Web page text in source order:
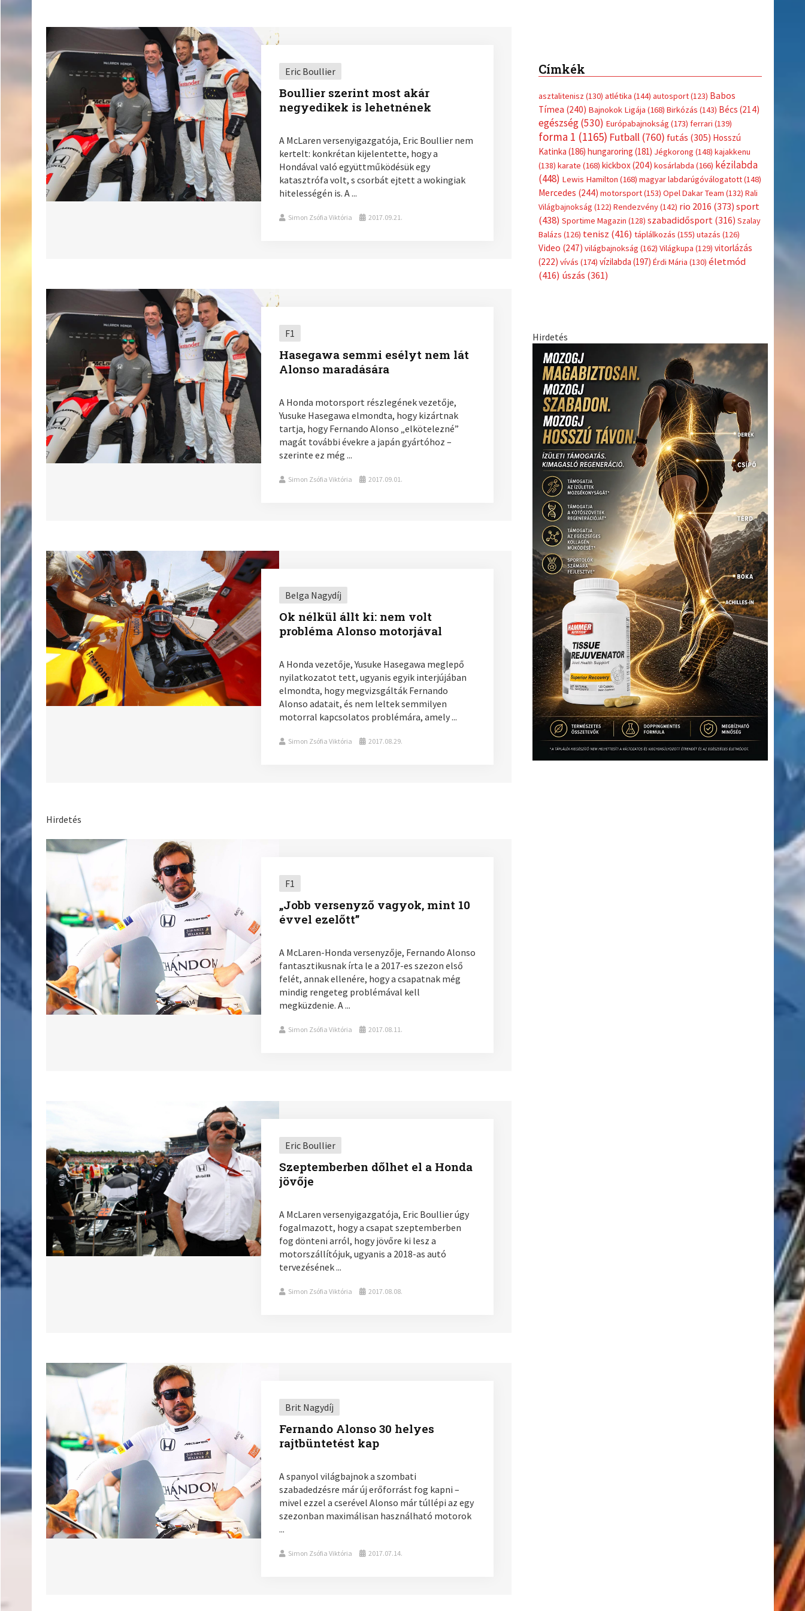
Eric Boullier
Boullier szerint most akár
negyedikek is lehetnének
A McLaren versenyigazgatója, Eric Boullier nem
kertelt: konkrétan kijelentette, hogy a
Hondával való együttműködésük egy
katasztrófa volt, s csorbát ejtett a wokingiak
hitelességén is. A ...
Simon Zsófia Viktória 2017.09.21.
F1
Hasegawa semmi esélyt nem lát
Alonso maradására
A Honda motorsport részlegének vezetője,
Yusuke Hasegawa elmondta, hogy kizártnak
tartja, hogy Fernando Alonso „elkötelezné”
magát további évekre a japán gyártóhoz –
szerinte ez még ...
Simon Zsófia Viktória 2017.09.01.
Belga Nagydíj
Ok nélkül állt ki: nem volt
probléma Alonso motorjával
A Honda vezetője, Yusuke Hasegawa meglepő
nyilatkozatot tett, ugyanis egyik interjújában
elmondta, hogy megvizsgálták Fernando
Alonso adatait, és nem leltek semmilyen
motorral kapcsolatos problémára, amely ...
Simon Zsófia Viktória 2017.08.29.
Hirdetés
F1
„Jobb versenyző vagyok, mint 10
évvel ezelőtt”
A McLaren-Honda versenyzője, Fernando Alonso
fantasztikusnak írta le a 2017-es szezon első
felét, annak ellenére, hogy a csapatnak még
mindig rengeteg problémával kell
megküzdenie. A ...
Simon Zsófia Viktória 2017.08.11.
Eric Boullier
Szeptemberben dőlhet el a Honda
jövője
A McLaren versenyigazgatója, Eric Boullier úgy
fogalmazott, hogy a csapat szeptemberben
fog dönteni arról, hogy jövőre ki lesz a
motorszállítójuk, ugyanis a 2018-as autó
tervezésének ...
Simon Zsófia Viktória 2017.08.08.
Brit Nagydíj
Fernando Alonso 30 helyes
rajtbüntetést kap
A spanyol világbajnok a szombati
szabadedzésre már új erőforrást fog kapni –
mivel ezzel a cserével Alonso már túllépi az egy
szezonban maximálisan használható motorok
...
Simon Zsófia Viktória 2017.07.14.
Címkék
asztalitenisz autosport(123) Babos
Tímea(240)Bajnokok Ligája (168)Birkózás(143) Bécs(214)
egészség(530) Európabajnokság(173)ferrari(139)
forma 1(1165) (760) futás(305)
Hosszú
Katinka(186)hungaroring (181) Jégkorong(148)
kajakkenu
(138)karate(168)kickbox(204) kosárlabda(166)kézilabda
(448)Lewis Hamilton(168)magyar labdarúgóválogatott(148)
Mercedes(244)motorsport(153)Opel Dakar Team(132)Rali
Világbajnokság(122)Rendezvény(142)rio 2016(373)sport
(438)Sportime Magazin (128)szabadidősport (316)Szalay
Balázs
(126)tenisz (416)táplálkozás(155) utazás(126)
Video(247)világbajnokság(162) Világkupa(129)vitorlázás
(222)
vívás (174)vízilabda(197) Érdi Mária(130)életmód
(416)úszás(361)
Hirdetés